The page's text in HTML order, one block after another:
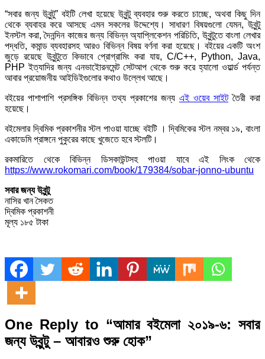
“সবার জন্য উবুন্টু” বইটি লেখা হয়েছে উবুন্টু ব্যবহার শুরু করতে চাচ্ছে, অথবা কিছু দিন
থেকে ব্যবাহর করে আসছে এমন সকলের উদ্দেশ্যে। সাধারণ বিষয়গুলো যেমন, উবুন্টু
ইনস্টল করা, দৈনন্দিন কাজের জন্য বিভিন্ন অ্যাপ্লিকেশন পরিচিতি, উবুন্টুতে বাংলা লেখার
পদ্ধতি, কমান্ড ব্যবহারসহ আরও বিভিন্ন বিষয় বর্ণনা করা হয়েছে। বইয়ের একটি অংশ
জুড়ে রয়েছে উবুন্টুতে কিভাবে প্রোগ্রামিং করা যায়, C/C++, Python, Java,
PHP ইত্যাদির জন্য এনভাইোরনমেন্ট সেটআপ থেকে শুরু করে হ্যালো ওয়ার্ল্ড পর্যন্ত
আবার প্রয়োজনীয় আইডিইগুলোর কথাও উল্লেখ আছে।
বইয়ের পাশাপাশি প্রসঙ্গিক বিভিন্ন তথ্য প্রকাশের জন্য এই ওয়েব সাইটতৈরী করা
হয়েছে।
বইমেলার দ্বিমিক প্রকাশনীর স্টল পাওয়া যাচ্ছে বইটি । দ্বিমিকের স্টল নম্বর ১৯, বাংলা
একাডেমি প্রাঙ্গনে পুকুরের কাছে খুজেতে হবে স্টলটি।
রকমারিতে থেকে বিভিন্ন ডিসকাউন্টসহ পাওয়া যাবে এই লিংক থেকে
https://www.rokomari.com/book/179384/sobar-jonno-ubuntu
সবার জন্য উবুন্টু
নাসির খান সৈকত
দ্বিমিক প্রকাশনী
মূল্য ১৮৫ টাকা
One Reply to “আমার বইমেলা ২০১৯-৬: সবার
জন্য উবুন্টু – আবারও শুরু হোক”